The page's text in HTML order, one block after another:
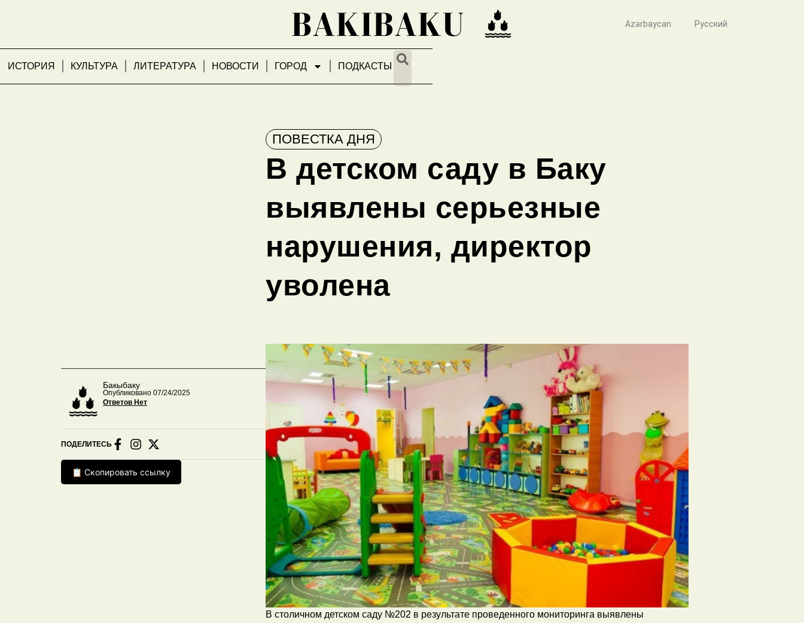
ИСТОРИЯ КУЛЬТУРА ЛИТЕРАТУРА НОВОСТИ ГОРОД ПОДКАСТЫ
Azərbaycan Русский
Бакыбаку
Опубликовано 07/24/2025
Ответов Нет
ПОДЕЛИТЕСЬ
📋 Скопировать ссылку
ПОВЕСТКА ДНЯ
В детском саду в Баку
выявлены серьезные
нарушения, директор
уволена
В столичном детском саду №202 в результате проведенного мониторинга выявлены